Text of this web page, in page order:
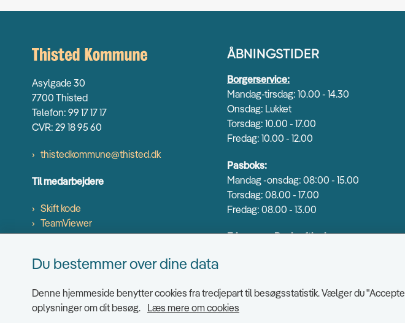
Asylgade 30
7700 Thisted
Telefon: 99 17 17 17
CVR: 29 18 95 60
thistedkommune@thisted.dk
Til medarbejdere
Skift kode
TeamViewer
ÅBNINGSTIDER
Borgerservice:
Mandag-tirsdag: 10.00 - 14.30
Onsdag: Lukket
Torsdag: 10.00 - 17.00
Fredag: 10.00 - 12.00
Pasboks:
Mandag -onsdag: 08:00 - 15.00
Torsdag: 08.00 - 17.00
Fredag: 08.00 - 13.00
Erhverv og Beskæftigelse:
Se alle åbningstider og lukkedage
Du bestemmer over dine data
Denne hjemmeside benytter cookies fra tredjepart til besøgsstatistik. Vælger du
oplysninger om dit besøg. Læs mere om cookies